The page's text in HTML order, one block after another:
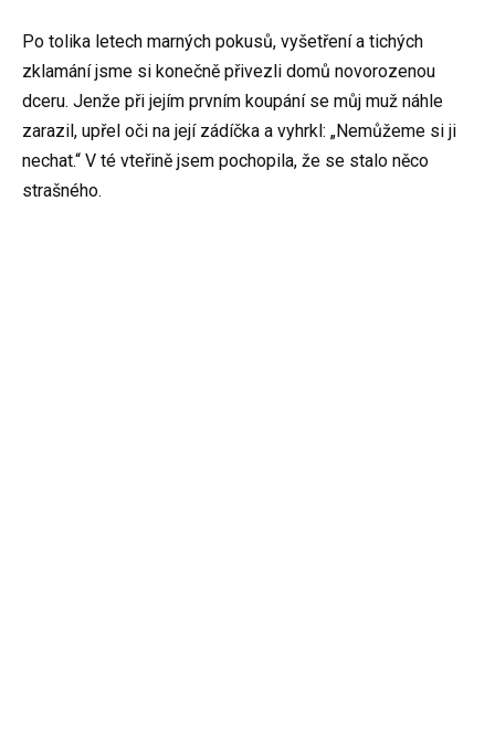
Po tolika letech marných pokusů, vyšetření a tichých
zklamání jsme si konečně přivezli domů novorozenou
dceru. Jenže při jejím prvním koupání se můj muž náhle
zarazil, upřel oči na její zádíčka a vyhrkl: „Nemůžeme si ji
nechat.“ V té vteřině jsem pochopila, že se stalo něco
strašného.